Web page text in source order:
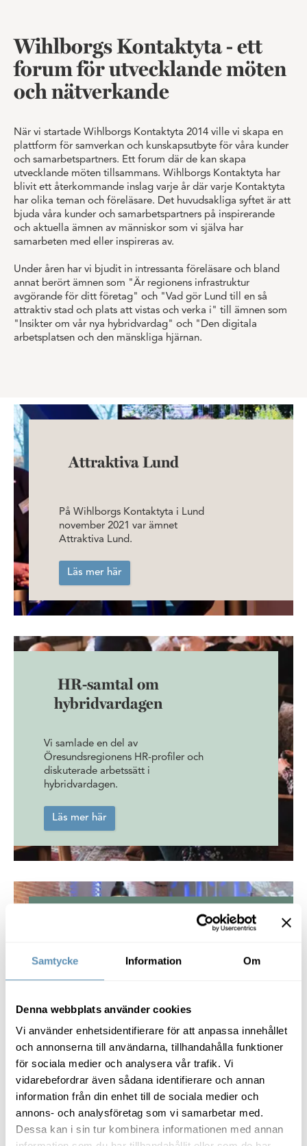
Samtycke Information Om
Denna webbplats använder cookies
Vi använder enhetsidentifierare för att anpassa innehållet
och annonserna till användarna, tillhandahålla funktioner
för sociala medier och analysera vår trafik. Vi
vidarebefordrar även sådana identifierare och annan
information från din enhet till de sociala medier och
annons- och analysföretag som vi samarbetar med.
Dessa kan i sin tur kombinera informationen med annan
Wihlborgs Kontaktyta - ett
forum för utvecklande möten
och nätverkande
När vi startade Wihlborgs Kontaktyta 2014 ville vi skapa en
plattform för samverkan och kunskapsutbyte för våra kunder
och samarbetspartners. Ett forum där de kan skapa
utvecklande möten tillsammans. Wihlborgs Kontaktyta har
blivit ett återkommande inslag varje år där varje Kontaktyta
har olika teman och föreläsare. Det huvudsakliga syftet är att
bjuda våra kunder och samarbetspartners på inspirerande
och aktuella ämnen av människor som vi själva har
samarbeten med eller inspireras av.
Under åren har vi bjudit in intressanta föreläsare och bland
annat berört ämnen som "Är regionens infrastruktur
avgörande för ditt företag" och "Vad gör Lund till en så
attraktiv stad och plats att vistas och verka i" till ämnen som
"Insikter om vår nya hybridvardag" och "Den digitala
arbetsplatsen och den mänskliga hjärnan.
Attraktiva Lund
På Wihlborgs Kontaktyta i Lund
november 2021 var ämnet
Attraktiva Lund.
Läs mer här
HR-samtal om
hybridvardagen
Vi samlade en del av
Öresundsregionens HR-profiler och
diskuterade arbetssätt i
hybridvardagen.
Läs mer här
hjärna
hållbar arbetsplats och drar nytta av
de digitala verktygen?
Läs mer här